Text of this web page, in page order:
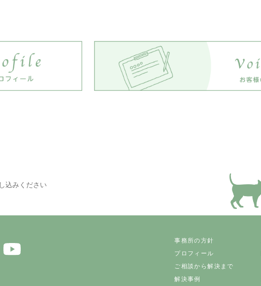
込みください
事務所の方針
プロフィール
ご相談から解決まで
解決事例